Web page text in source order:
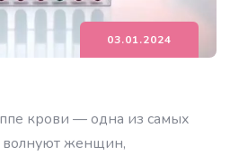
03.01.2024
крови — одна из самых
волнуют женщин,